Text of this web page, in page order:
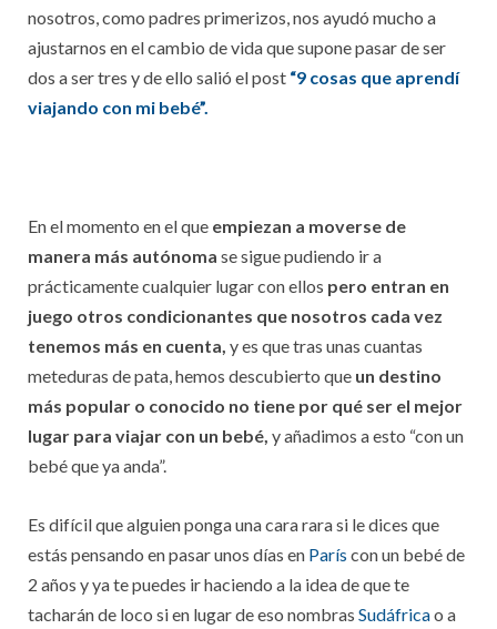
nosotros, como padres primerizos, nos ayudó mucho a
ajustarnos en el cambio de vida que supone pasar de ser
dos a ser tres y de ello salió el post “9 cosas que aprendí
viajando con mi bebé”.
En el momento en el que empiezan a moverse de
manera más autónoma se sigue pudiendo ir a
prácticamente cualquier lugar con ellos pero entran en
juego otros condicionantes que nosotros cada vez
tenemos más en cuenta, y es que tras unas cuantas
meteduras de pata, hemos descubierto que un destino
más popular o conocido no tiene por qué ser el mejor
lugar para viajar con un bebé, y añadimos a esto “con un
bebé que ya anda”.
Es difícil que alguien ponga una cara rara si le dices que
estás pensando en pasar unos días en París con un bebé de
2 años y ya te puedes ir haciendo a la idea de que te
tacharán de loco si en lugar de eso nombras Sudáfricao a